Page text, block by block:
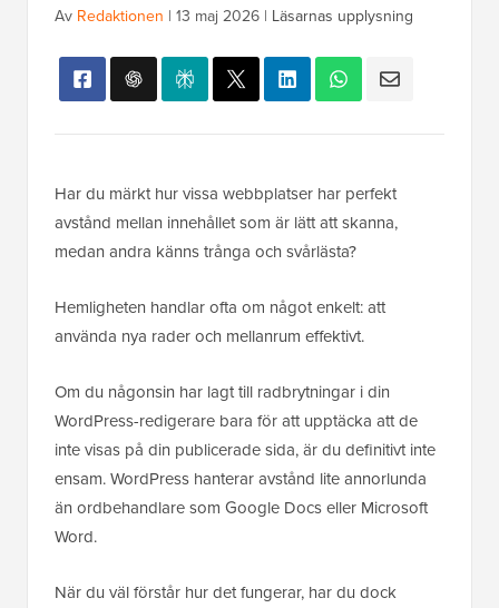
Av Redaktionen | 13 maj 2026 | Läsarnas upplysning
Har du märkt hur vissa webbplatser har perfekt
avstånd mellan innehållet som är lätt att skanna,
medan andra känns trånga och svårlästa?
Hemligheten handlar ofta om något enkelt: att
använda nya rader och mellanrum effektivt.
Om du någonsin har lagt till radbrytningar i din
WordPress-redigerare bara för att upptäcka att de
inte visas på din publicerade sida, är du definitivt inte
ensam. WordPress hanterar avstånd lite annorlunda
än ordbehandlare som Google Docs eller Microsoft
Word.
När du väl förstår hur det fungerar, har du dock